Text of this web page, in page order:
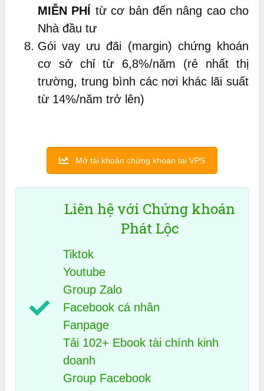
MIỄN PHÍ từ cơ bản đến nâng cao cho
Nhà đầu tư
Gói vay ưu đãi (margin) chứng khoán
cơ sở chỉ từ 6,8%/năm (rẻ nhất thị
trường, trung bình các nơi khác lãi suất
từ 14%/năm trở lên)
Mở tài khoản chứng khoán tại VPS
Liên hệ với Chứng khoán
Phát Lộc
Tiktok
Youtube
Group Zalo
Facebook cá nhân
Fanpage
Tải 102+ Ebook tài chính kinh
doanh
Group Facebook